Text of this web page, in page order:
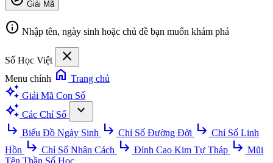
Giải Mã
info Nhập tên, ngày sinh hoặc chủ đề bạn muốn khám phá
Số Học Việt close
Menu chính home Trang chủ
auto_awesome Giải Mã Con Số
auto_awesome Các Chỉ Số
expand_more
subdirectory_arrow_right Biểu Đồ Ngày Sinh subdirectory_arrow_right Chỉ Số Đường Đời subdirectory_arrow_right Chỉ Số Linh
Hồn subdirectory_arrow_right Chỉ Số Nhân Cách subdirectory_arrow_right Đỉnh Cao Kim Tự Tháp subdirectory_arrow_right Mũi